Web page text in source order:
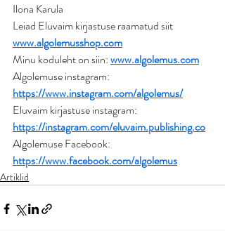
Ilona Karula
Leiad Eluvaim kirjastuse raamatud siit
www.algolemusshop.com
Minu koduleht on siin: www.algolemus.com
Algolemuse instagram:
https://www.instagram.com/algolemus/
Eluvaim kirjastuse instagram:
https://instagram.com/eluvaim.publishing.co
Algolemuse Facebook:
https://www.facebook.com/algolemus
Artiklid